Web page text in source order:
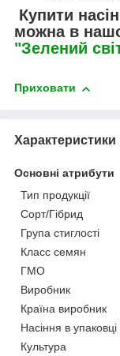
Купити
можна в
"Зелений
Приховати
Характеристики
Основні атрибути
Тип продукції
Сорт/Гібрид
Група стиглості
Класс семян
ГМО
Виробник
Країна виробник
Насіння в упаковці
Культура